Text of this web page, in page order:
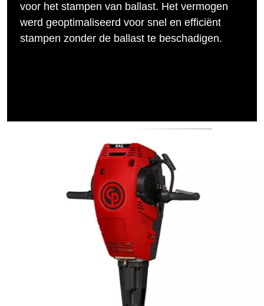
voor het stampen van ballast. Het vermogen
werd geoptimaliseerd voor snel en efficiënt
stampen zonder de ballast te beschadigen.